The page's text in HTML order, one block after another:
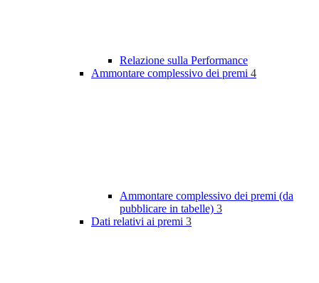
Relazione sulla Performance
Ammontare complessivo dei premi 4
Ammontare complessivo dei premi (da
pubblicare in tabelle) 3
Dati relativi ai premi 3